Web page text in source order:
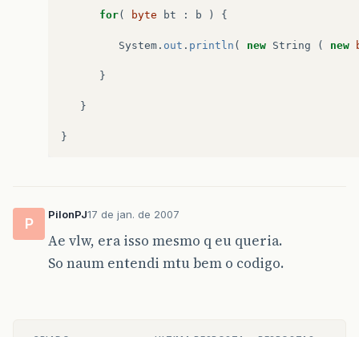
for( byte bt : b ) {
System . out . println ( new String ( new
}
}
}
P
PilonPJ17 de jan. de 2007
Ae vlw, era isso mesmo q eu queria.
So naum entendi mtu bem o codigo.